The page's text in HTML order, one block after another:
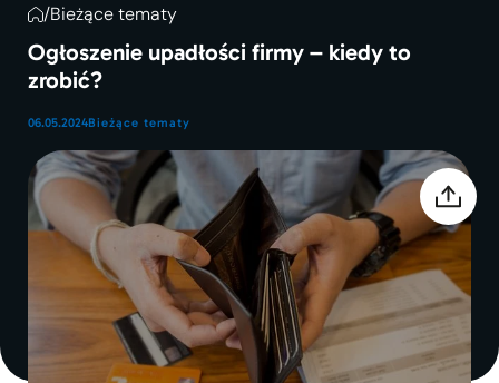
/Bieżące tematy
Ogłoszenie upadłości firmy – kiedy to
zrobić?
06.05.2024Bieżące tematy